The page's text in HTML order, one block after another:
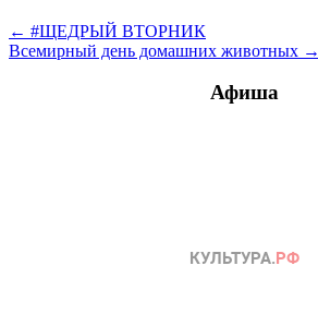
← #ЩЕДРЫЙ ВТОРНИК
Всемирный день домашних животных →
Афиша